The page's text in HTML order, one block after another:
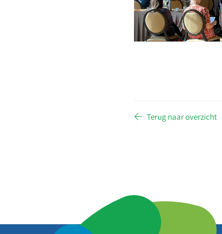
Terug naar overzicht